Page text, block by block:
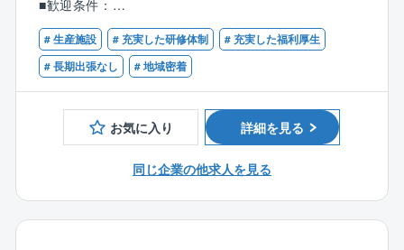
【業務詳細】
配属当初は先輩社員につきながら業務を学んでいただ
き、その後に下記の業務を徐々にお任せしていきま
す。
■建物内部での業務
・高圧幹線工事
・生産設備のための電気工事
・照明工事・放送設備工事・自動火災報知設備
・ネットワーク工事・セキュリティ工事など
■歓迎条件：
・第一種・第二種電気工事士の有資格者
・電気工事施工管理技士１級もしくは２級の有資格者
# 生産施設 # 充実した研修体制
# 充実した福利厚生
# 長期出張なし
# 地域密着
お気に入り 詳細を見る
同じ企業の他求人を見る